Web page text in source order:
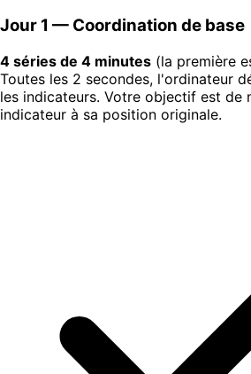
Jour 1 — Coordination de base
4 séries de 4 minutes (la première
Toutes les 2 secondes, l'ordinateur
les indicateurs. Votre objectif est de
indicateur à sa position originale.